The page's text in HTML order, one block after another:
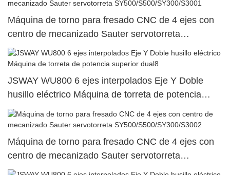
Máquina de torno para fresado CNC de 4 ejes con
centro de mecanizado Sauter servotorreta
SY500/S500/SY300/S3001
JSWAY WU800 6 ejes interpolados Eje Y Doble
husillo eléctrico Máquina de torreta de potencia
superior dual8
Máquina de torno para fresado CNC de 4 ejes con
centro de mecanizado Sauter servotorreta
SY500/S500/SY300/S3002